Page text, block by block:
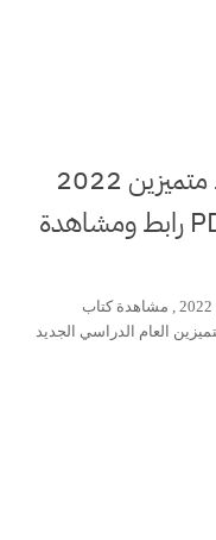
كتاب الاحياء صف ثاني متوسط متميزين 2022
نسخة pdf جاهزة للتحميل PDF رابط ومشاهدة
تحميل كتاب الاحياء صف ثاني متوسط متميزين 2022 , مشاهدة كتاب
متميزين العام الدراسي الجديد